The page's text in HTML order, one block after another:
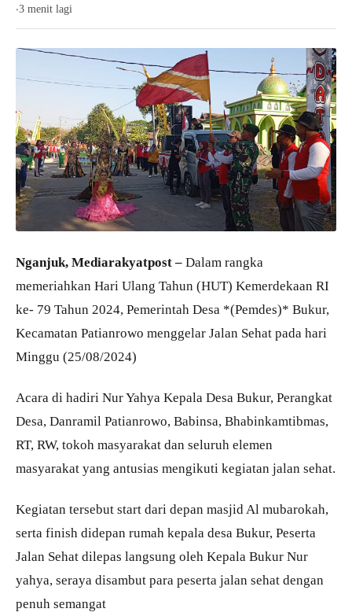
●3 menit lagi
Nganjuk, Mediarakyatpost – Dalam rangka
memeriahkan Hari Ulang Tahun (HUT) Kemerdekaan RI
ke- 79 Tahun 2024, Pemerintah Desa *(Pemdes)* Bukur,
Kecamatan Patianrowo menggelar Jalan Sehat pada hari
Minggu (25/08/2024)
Acara di hadiri Nur Yahya Kepala Desa Bukur, Perangkat
Desa, Danramil Patianrowo, Babinsa, Bhabinkamtibmas,
RT, RW, tokoh masyarakat dan seluruh elemen
masyarakat yang antusias mengikuti kegiatan jalan sehat.
Kegiatan tersebut start dari depan masjid Al mubarokah,
serta finish didepan rumah kepala desa Bukur, Peserta
Jalan Sehat dilepas langsung oleh Kepala Bukur Nur
yahya, seraya disambut para peserta jalan sehat dengan
penuh semangat